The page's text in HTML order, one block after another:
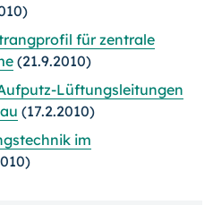
für zentrale
(21.9.2010)
Lüftungsleitungen
(17.2.2010)
im